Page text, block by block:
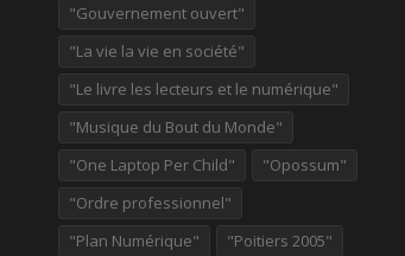
"Gouvernement ouvert"
"La vie la vie en société"
"Le livre les lecteurs et le numérique"
"Musique du Bout du Monde"
"One Laptop Per Child"
"Opossum"
"Ordre professionnel"
"Plan Numérique"
"Poitiers 2005"